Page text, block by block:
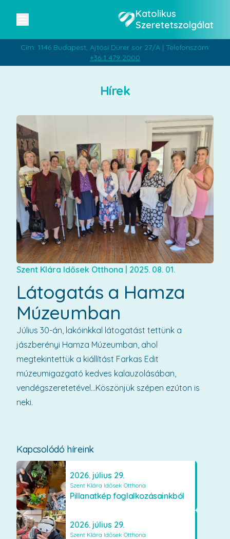
Katolikus
Szeretetszolgálat
Cím: 1146 Budapest, Ajtósi Dürer sor 27/A | Telefonszám:
+36 1 479 2000
Hírek
Kapcsolódó híreink
2026. július 29.
Szent Klára Idősek Otthona
Pillanatkép foglalkozásainkból
2026. július 29.
Szent Klára Idősek Otthona
Szent Klára Idősek Otthona | 2025. 08. 01.
Látogatás a Hamza
Múzeumban
Július 30-án, lakóinkkal látogatást tettünk a
jászberényi Hamza Múzeumban, ahol
megtekintettük a kiállítást Farkas Edit
múzeumigazgató kedves kalauzolásában,
vendégszeretetével...Köszönjük szépen ezúton is
neki.